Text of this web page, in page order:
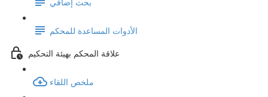
الأدوات المساعدة للمحكم
علاقة المحكم بهيئة التحكيم
ملخص اللقاء